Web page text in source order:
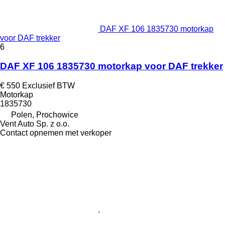
DAF XF 106 1835730 motorkap
voor DAF trekker
6
DAF XF 106 1835730 motorkap voor DAF trekker
€ 550 Exclusief BTW
Motorkap
1835730
Polen, Prochowice
Vent Auto Sp. z o.o.
Contact opnemen met verkoper